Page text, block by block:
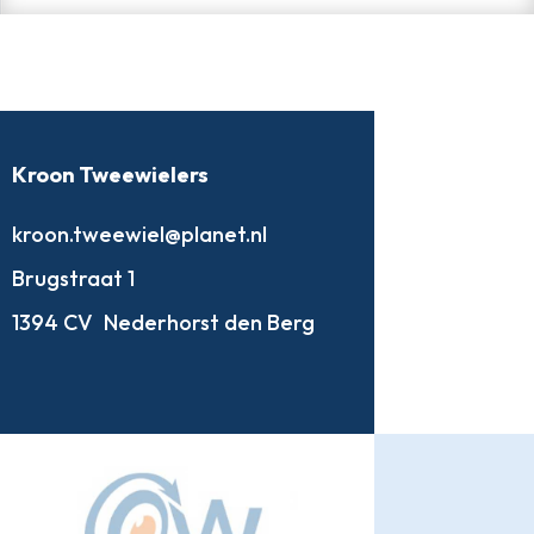
Kroon Tweewielers
kroon.tweewiel@planet.nl
Brugstraat 1
1394 CV Nederhorst den Berg